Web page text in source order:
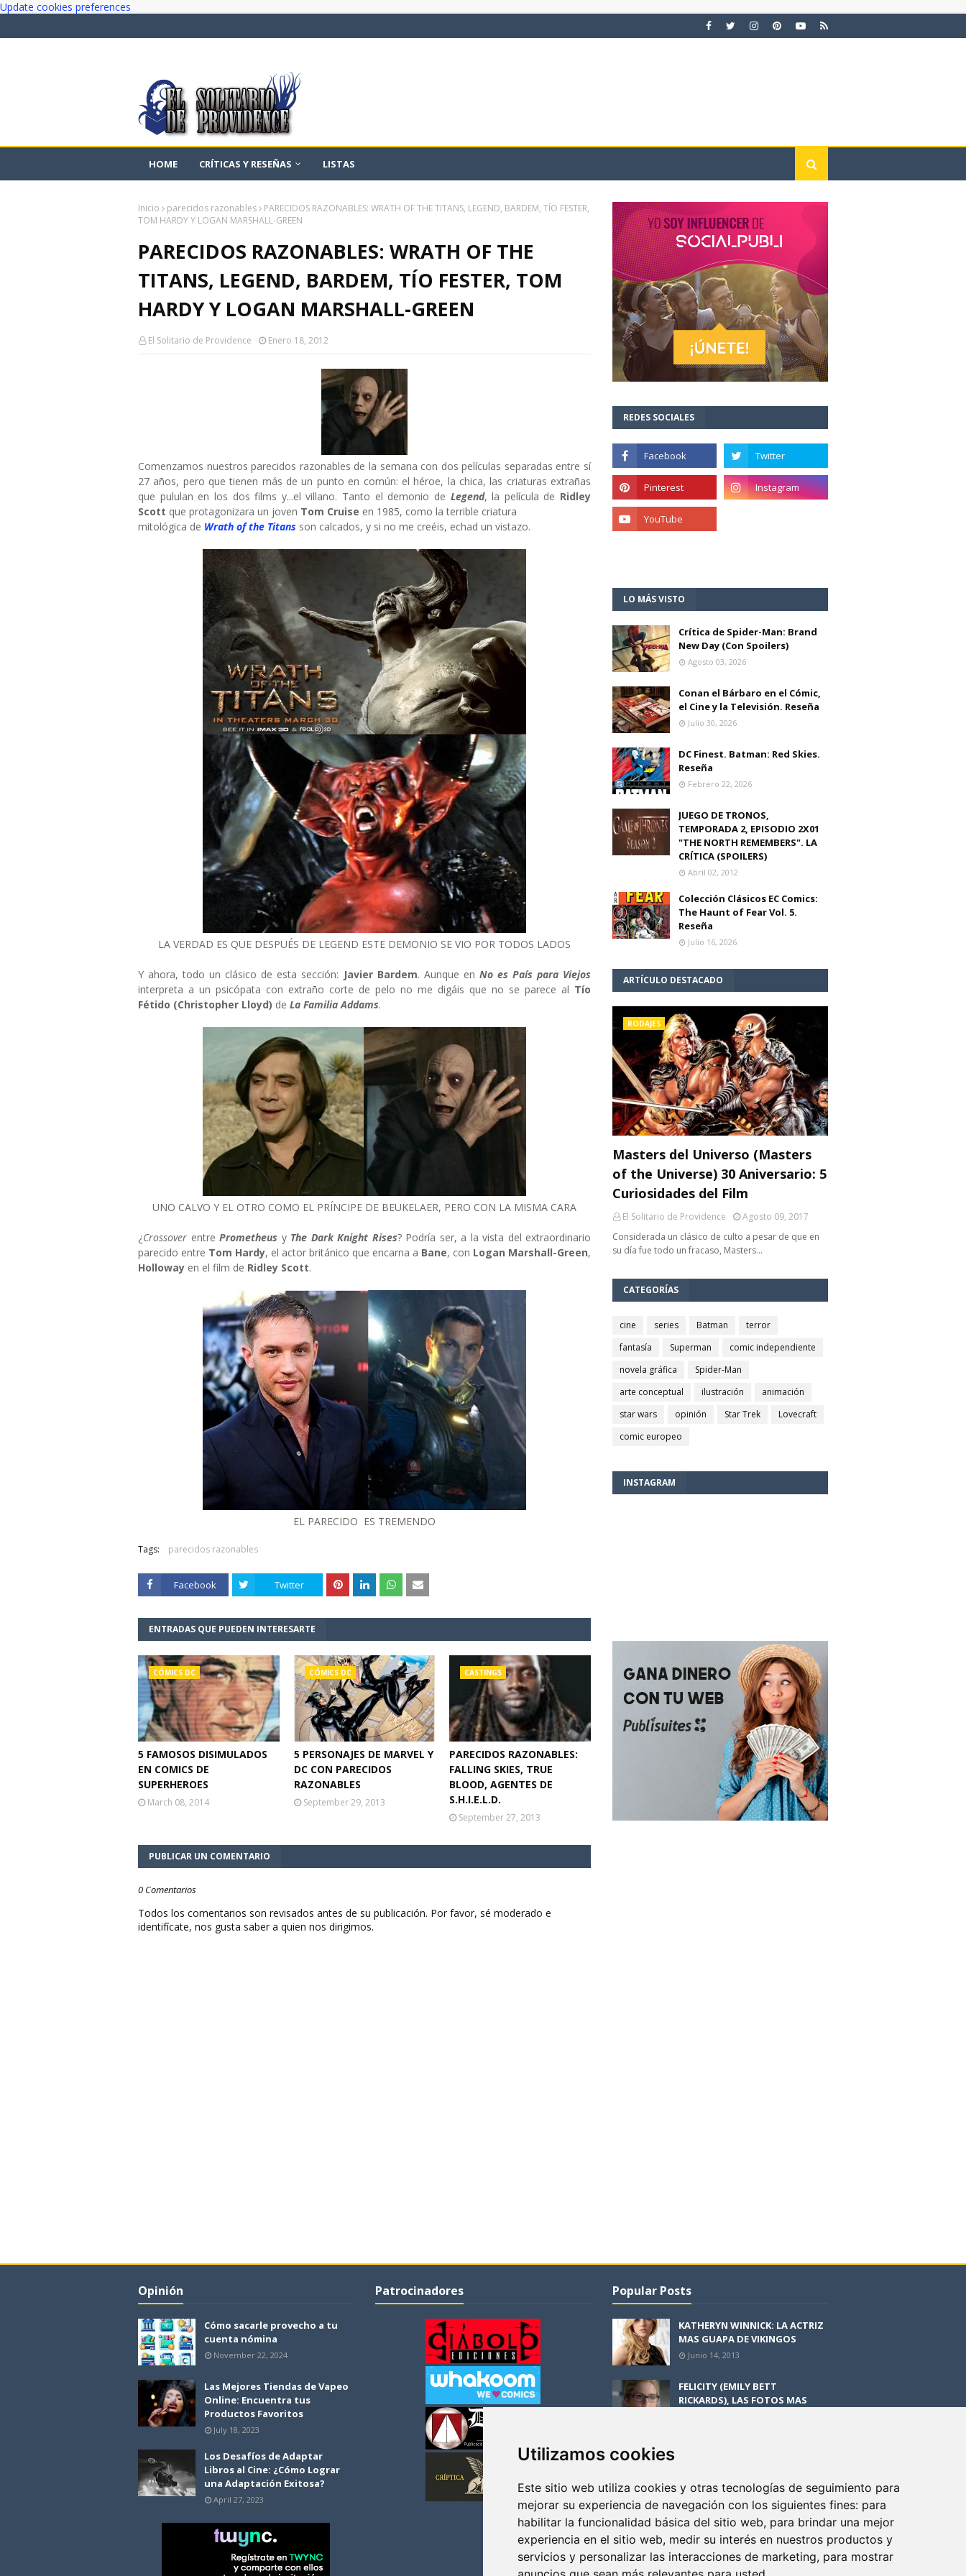
Utilizamos cookies
Este sitio web utiliza cookies y otras tecnologías de seguimiento para
mejorar su experiencia de navegación con los siguientes fines: para
habilitar la funcionalidad básica del sitio web, para brindar una mejor
experiencia en el sitio web, medir su interés en nuestros productos y
servicios y personalizar las interacciones de marketing, para mostrar
Update cookies preferences
HOME CRÍTICAS Y RESEÑAS LISTAS
Inicio parecidos razonables
PARECIDOS RAZONABLES: WRATH OF THE TITANS, LEGEND, BARDEM, TÍO FESTER,
TOM HARDY Y LOGAN MARSHALL-GREEN
PARECIDOS RAZONABLES: WRATH OF THE
TITANS, LEGEND, BARDEM, TÍO FESTER, TOM
HARDY Y LOGAN MARSHALL-GREEN
El Solitario de Providence Enero 18, 2012
Comenzamos nuestros parecidos razonables de la semana con dos películas separadas entre sí
27 años, pero que tienen más de un punto en común: el héroe, la chica, las criaturas extrañas
que pululan en los dos films y...el villano. Tanto el demonio de Legend, la película de Ridley
Scott que protagonizara un joven Tom Cruise en 1985, como la terrible criatura
mitológica de Wrath of the Titans son calcados, y si no me creéis, echad un vistazo.
LA VERDAD ES QUE DESPUÉS DE LEGEND ESTE DEMONIO SE VIO POR TODOS LADOS
Y ahora, todo un clásico de esta sección: Javier Bardem. Aunque en No es País para Viejos
interpreta a un psicópata con extraño corte de pelo no me digáis que no se parece al Tío
Fétido (Christopher Lloyd) de La Familia Addams.
UNO CALVO Y EL OTRO COMO EL PRÍNCIPE DE BEUKELAER, PERO CON LA MISMA CARA
¿Crossover entre Prometheus y The Dark Knight Rises? Podría ser, a la vista del extraordinario
parecido entre Tom Hardy, el actor británico que encarna a Bane, con Logan Marshall-Green,
Holloway en el film de Ridley Scott.
EL PARECIDO ES TREMENDO
Tags: parecidos razonables
Facebook Twitter
ENTRADAS QUE PUEDEN INTERESARTE
CÓMICS DC
5 FAMOSOS DISIMULADOS
EN COMICS DE
SUPERHEROES
March 08, 2014
CÓMICS DC
5 PERSONAJES DE MARVEL Y
DC CON PARECIDOS
RAZONABLES
September 29, 2013
CASTINGS
PARECIDOS RAZONABLES:
FALLING SKIES, TRUE
BLOOD, AGENTES DE
S.H.I.E.L.D.
September 27, 2013
PUBLICAR UN COMENTARIO
0 Comentarios
Todos los comentarios son revisados antes de su publicación. Por favor, sé moderado e
identifícate, nos gusta saber a quien nos dirigimos.
REDES SOCIALES
LO MÁS VISTO
Crítica de Spider-Man: Brand
New Day (Con Spoilers)
Agosto 03, 2026
Conan el Bárbaro en el Cómic,
el Cine y la Televisión. Reseña
Julio 30, 2026
DC Finest. Batman: Red Skies.
Reseña
Febrero 22, 2026
JUEGO DE TRONOS,
TEMPORADA 2, EPISODIO 2X01
"THE NORTH REMEMBERS". LA
CRÍTICA (SPOILERS)
Abril 02, 2012
Colección Clásicos EC Comics:
The Haunt of Fear Vol. 5.
Reseña
Julio 16, 2026
ARTÍCULO DESTACADO
RODAJES
Masters del Universo (Masters
of the Universe) 30 Aniversario: 5
Curiosidades del Film
El Solitario de Providence
Agosto 09, 2017
Considerada un clásico de culto a pesar de que en
su día fue todo un fracaso, Masters…
CATEGORÍAS
cine series Batman
terror
fantasía
Superman
comic independiente
novela gráfica
Spider-Man
arte conceptual
ilustración
animación
star wars
opinión Star Trek
Lovecraft
comic europeo
INSTAGRAM
Opinión
Cómo sacarle provecho a tu
cuenta nómina
November 22, 2024
Las Mejores Tiendas de Vapeo
Online: Encuentra tus
Productos Favoritos
July 18, 2023
Los Desafíos de Adaptar
Libros al Cine: ¿Cómo Lograr
una Adaptación Exitosa?
April 27, 2023
Patrocinadores Popular Posts
KATHERYN WINNICK: LA ACTRIZ
MAS GUAPA DE VIKINGOS
Junio 14, 2013
FELICITY (EMILY BETT
RICKARDS), LAS FOTOS MAS
HISTORIA. EPISODIO 3. LA
CRITICA
Mayo 17, 2012